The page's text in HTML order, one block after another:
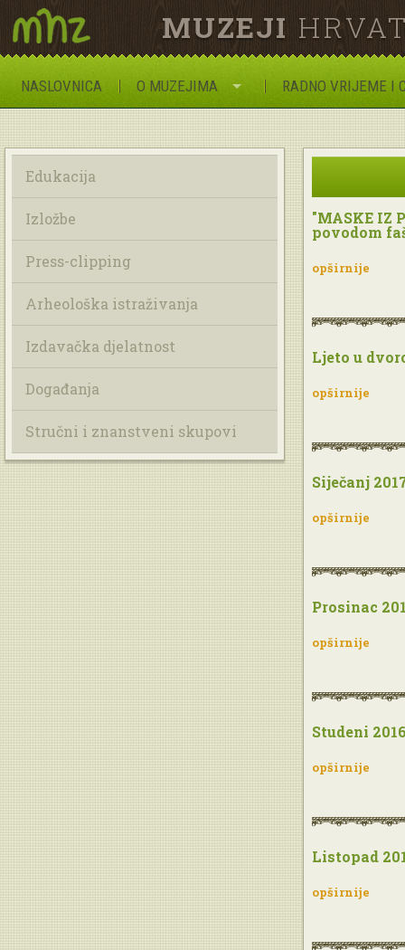
MUZEJI
NASLOVNICA O MUZEJIMA RADNO VRIJEME I
Edukacija
Izložbe
Press-clipping
Arheološka istraživanja
Izdavačka djelatnost
Događanja
Stručni i znanstveni skupovi
"MASKE IZ
povodom
opširnije
Ljeto u
opširnije
Siječanj
opširnije
Prosinac
opširnije
Studeni
opširnije
Listopad
opširnije